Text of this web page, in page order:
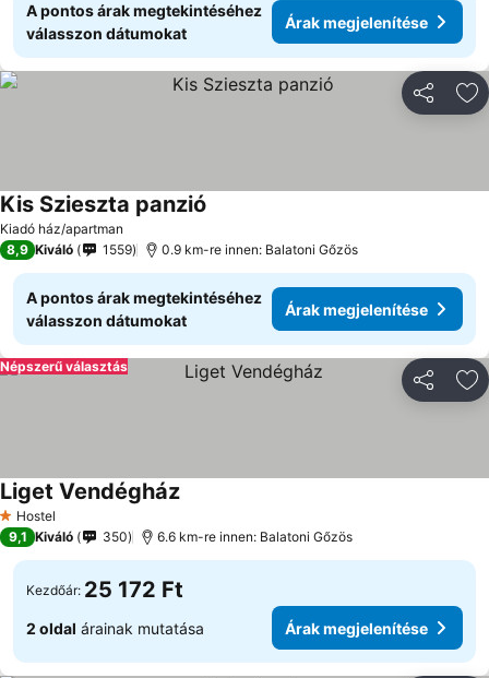
A pontos árak megtekintéséhez
válasszon dátumokat
Árak megjelenítése
Kiadó ház/apartman
Kis Szieszta panzió
8,9 Kiváló 1559 0.9 km-re innen: Balatoni Gőzös
A pontos árak megtekintéséhez
válasszon dátumokat
Árak megjelenítése
Népszerű választás
1 Kategória
Hostel
Liget VendégházÁrak megjelenítése
9,1 Kiváló 350 6.6 km-re innen: Balatoni Gőzös
Kezdőár: 25 172 Ft
2 oldal árainak mutatása Árak megjelenítése